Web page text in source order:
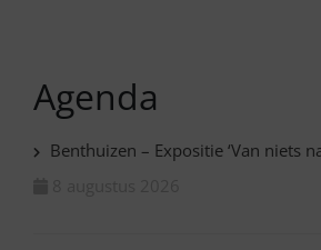
Agenda
Benthuizen – Expositie ‘Van niets